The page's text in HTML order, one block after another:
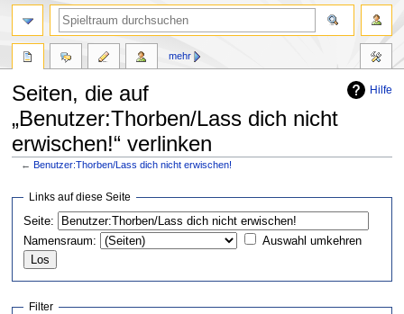
Hilfe
Seiten, die auf
„Benutzer:Thorben/Lass dich nicht
erwischen!“ verlinken
← Benutzer:Thorben/Lass dich nicht erwischen!
springen
springen
Links auf diese Seite
Seite:
Namensraum:
Auswahl umkehren
Filter
mehr